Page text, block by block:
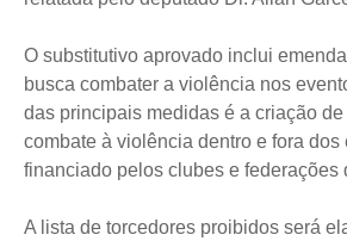
O substitutivo aprovado inclui
busca combater a violência nos
das principais medidas é a criação
combate à violência dentro e fora dos
financiado pelos clubes e federações
A lista de torcedores proibidos será